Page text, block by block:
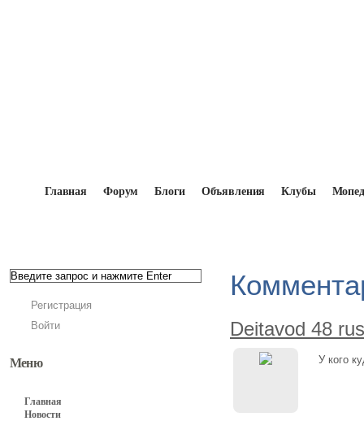
Главная Форум Блоги Объявления Клубы
Регистрация
Войти
Меню
Главная
Новости
Deitavod 48 rus
У кого